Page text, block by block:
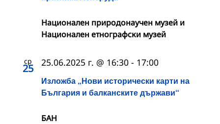
Национален природонаучен музей и
Национален етнографски музей
ср
25
Изложба „Нови исторически карти на
България и балканските държави“
25.06.2025 г. @ 16:30 - 17:00
БАН